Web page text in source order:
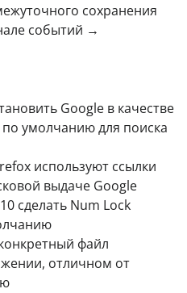
сохранения
событий →
Google в качестве
умолчанию для поиска
используют ссылки
выдаче Google
сделать Num Lock
файл
отличном от